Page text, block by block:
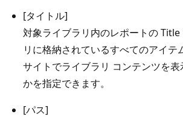
[タイトル]
対象ライブラリ内のレポートの
リに格納されているすべてのアイ
サイトでライブラリ コンテンツを
かを指定できます。
[パス]